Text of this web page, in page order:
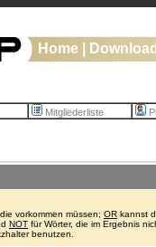
Home
Mitgliederliste
vorkommen müssen; OR kannst
NOT für Wörter, die im Ergebnis
benutzen.